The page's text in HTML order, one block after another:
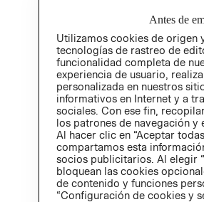
Antes de
Utilizamos cookies de origen
tecnologías de rastreo de
funcionalidad completa de
experiencia de usuario,
personalizada en nuestros
informativos en Internet y a
sociales. Con ese fin,
los patrones de navegación y
Al hacer clic en “Aceptar
compartamos esta
socios publicitarios. Al elegir
bloquean las cookies
de contenido y funciones
“Configuración de cookies y